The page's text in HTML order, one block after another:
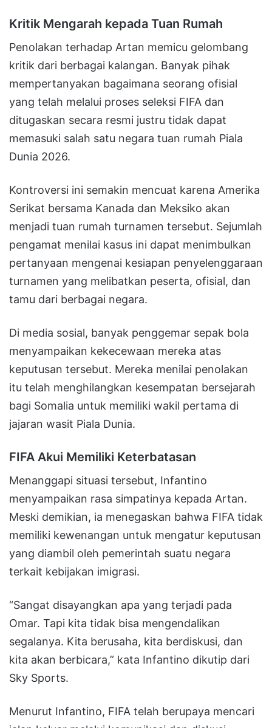
Kritik Mengarah kepada Tuan Rumah
Penolakan terhadap Artan memicu gelombang
kritik dari berbagai kalangan. Banyak pihak
mempertanyakan bagaimana seorang ofisial
yang telah melalui proses seleksi FIFA dan
ditugaskan secara resmi justru tidak dapat
memasuki salah satu negara tuan rumah Piala
Dunia 2026.
Kontroversi ini semakin mencuat karena Amerika
Serikat bersama Kanada dan Meksiko akan
menjadi tuan rumah turnamen tersebut. Sejumlah
pengamat menilai kasus ini dapat menimbulkan
pertanyaan mengenai kesiapan penyelenggaraan
turnamen yang melibatkan peserta, ofisial, dan
tamu dari berbagai negara.
Di media sosial, banyak penggemar sepak bola
menyampaikan kekecewaan mereka atas
keputusan tersebut. Mereka menilai penolakan
itu telah menghilangkan kesempatan bersejarah
bagi Somalia untuk memiliki wakil pertama di
jajaran wasit Piala Dunia.
FIFA Akui Memiliki Keterbatasan
Menanggapi situasi tersebut, Infantino
menyampaikan rasa simpatinya kepada Artan.
Meski demikian, ia menegaskan bahwa FIFA tidak
memiliki kewenangan untuk mengatur keputusan
yang diambil oleh pemerintah suatu negara
terkait kebijakan imigrasi.
“Sangat disayangkan apa yang terjadi pada
Omar. Tapi kita tidak bisa mengendalikan
segalanya. Kita berusaha, kita berdiskusi, dan
kita akan berbicara,” kata Infantino dikutip dari
Sky Sports.
Menurut Infantino, FIFA telah berupaya mencari